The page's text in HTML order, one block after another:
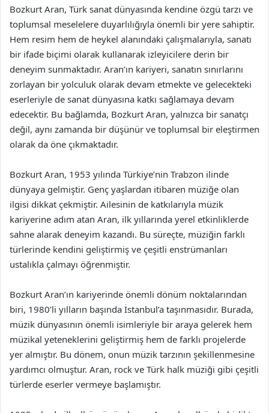
Bozkurt Aran, Türk sanat dünyasında kendine özgü tarzı ve
toplumsal meselelere duyarlılığıyla önemli bir yere sahiptir.
Hem resim hem de heykel alanındaki çalışmalarıyla, sanatı
bir ifade biçimi olarak kullanarak izleyicilere derin bir
deneyim sunmaktadır. Aran’ın kariyeri, sanatın sınırlarını
zorlayan bir yolculuk olarak devam etmekte ve gelecekteki
eserleriyle de sanat dünyasına katkı sağlamaya devam
edecektir. Bu bağlamda, Bozkurt Aran, yalnızca bir sanatçı
değil, aynı zamanda bir düşünür ve toplumsal bir eleştirmen
olarak da öne çıkmaktadır.
Bozkurt Aran, 1953 yılında Türkiye’nin Trabzon ilinde
dünyaya gelmiştir. Genç yaşlardan itibaren müziğe olan
ilgisi dikkat çekmiştir. Ailesinin de katkılarıyla müzik
kariyerine adım atan Aran, ilk yıllarında yerel etkinliklerde
sahne alarak deneyim kazandı. Bu süreçte, müziğin farklı
türlerinde kendini geliştirmiş ve çeşitli enstrümanları
ustalıkla çalmayı öğrenmiştir.
Bozkurt Aran’ın kariyerinde önemli dönüm noktalarından
biri, 1980’li yılların başında İstanbul’a taşınmasıdır. Burada,
müzik dünyasının önemli isimleriyle bir araya gelerek hem
müzikal yeteneklerini geliştirmiş hem de farklı projelerde
yer almıştır. Bu dönem, onun müzik tarzının şekillenmesine
yardımcı olmuştur. Aran, rock ve Türk halk müziği gibi çeşitli
türlerde eserler vermeye başlamıştır.